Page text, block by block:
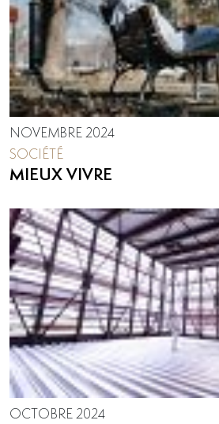
NOVEMBRE 2024
SOCIÉTÉ
MIEUX VIVRE
OCTOBRE 2024